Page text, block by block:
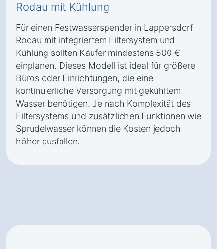
Rodau mit Kühlung
Für einen Festwasserspender in Lappersdorf
Rodau mit integriertem Filtersystem und
Kühlung sollten Käufer mindestens 500 €
einplanen. Dieses Modell ist ideal für größere
Büros oder Einrichtungen, die eine
kontinuierliche Versorgung mit gekühltem
Wasser benötigen. Je nach Komplexität des
Filtersystems und zusätzlichen Funktionen wie
Sprudelwasser können die Kosten jedoch
höher ausfallen.